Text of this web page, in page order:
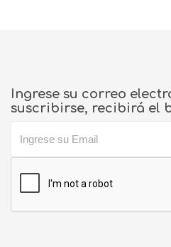
Ingrese su correo
suscribirse, recibirá el